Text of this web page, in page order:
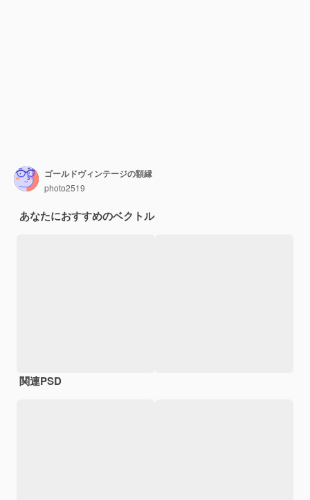
ゴールドヴィンテージの額縁
photo2519
あなたにおすすめのベクトル
関連PSD